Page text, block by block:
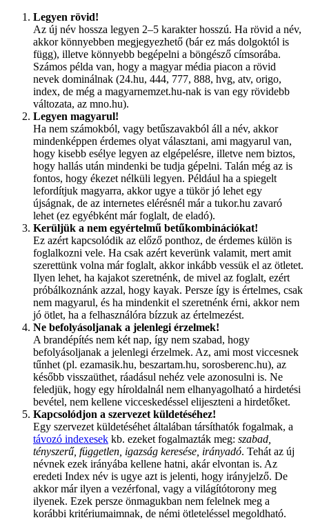
Legyen rövid!
Az új név hossza legyen 2–5 karakter hosszú. Ha rövid a név,
akkor könnyebben megjegyezhető (bár ez más dolgoktól is
függ), illetve könnyebb begépelni a böngésző címsorába.
Számos példa van, hogy a magyar média piacon a rövid
nevek dominálnak (24.hu, 444, 777, 888, hvg, atv, origo,
index, de még a magyarnemzet.hu-nak is van egy rövidebb
változata, az mno.hu).
Legyen magyarul!
Ha nem számokból, vagy betűszavakból áll a név, akkor
mindenképpen érdemes olyat választani, ami magyarul van,
hogy kisebb esélye legyen az elgépelésre, illetve nem biztos,
hogy hallás után mindenki be tudja gépelni. Talán még az is
fontos, hogy ékezet nélküli legyen. Például ha a spiegelt
lefordítjuk magyarra, akkor ugye a tükör jó lehet egy
újságnak, de az internetes elérésnél már a tukor.hu zavaró
lehet (ez egyébként már foglalt, de eladó).
Kerüljük a nem egyértelmű betűkombinációkat!
Ez azért kapcsolódik az előző ponthoz, de érdemes külön is
foglalkozni vele. Ha csak azért keverünk valamit, mert amit
szerettünk volna már foglalt, akkor inkább vessük el az ötletet.
Ilyen lehet, ha kajakot szeretnénk, de mivel az foglalt, ezért
próbálkoznánk azzal, hogy kayak. Persze így is értelmes, csak
nem magyarul, és ha mindenkit el szeretnénk érni, akkor nem
jó ötlet, ha a felhasználóra bízzuk az értelmezést.
Ne befolyásoljanak a jelenlegi érzelmek!
A brandépítés nem két nap, így nem szabad, hogy
befolyásoljanak a jelenlegi érzelmek. Az, ami most viccesnek
tűnhet (pl. ezamasik.hu, beszartam.hu, sorosberenc.hu), az
később visszaüthet, ráadásul nehéz vele azonosulni is. Ne
feledjük, hogy egy híroldalnál nem elhanyagolható a hirdetési
bevétel, nem kellene vicceskedéssel elijeszteni a hirdetőket.
Kapcsolódjon a szervezet küldetéséhez!
Egy szervezet küldetéséhet általában társíthatók fogalmak, a
távozó indexesek kb. ezeket fogalmazták meg: szabad,
tényszerű, független, igazság keresése, irányadó. Tehát az új
névnek ezek irányába kellene hatni, akár elvontan is. Az
eredeti Index név is ugye azt is jelenti, hogy irányjelző. De
akkor már ilyen a vezérfonal, vagy a világítótorony meg
ilyenek. Ezek persze önmagukban nem felelnek meg a
korábbi kritériumaimnak, de némi ötleteléssel megoldható.